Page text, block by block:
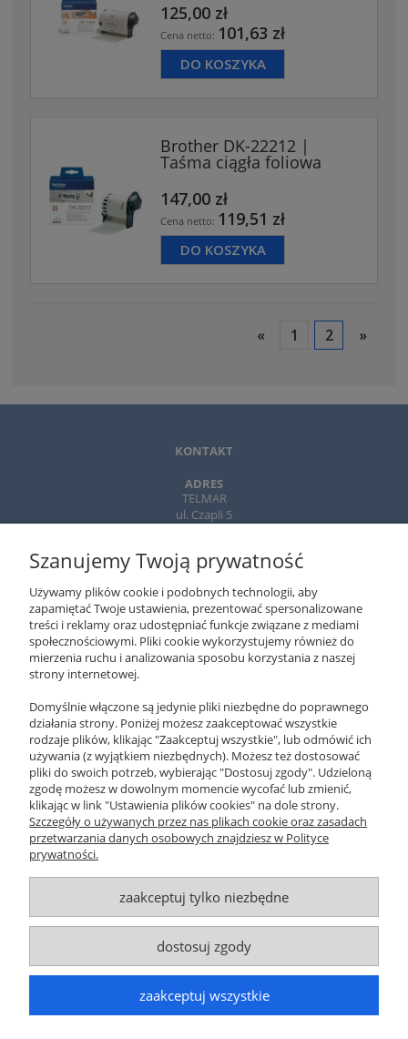
125,00 zł
Cena netto: 101,63 zł
DO KOSZYKA
Brother DK-22212 |
Taśma ciągła foliowa
147,00 zł
Cena netto: 119,51 zł
DO KOSZYKA
« 1 2 »
KONTAKT
ADRES
TELMAR
ul. Czapli 5
TELEFON
22-643 89 89
EMAIL
xeromania@xeromania.pl
NEWSLETTER
ZAPISZ SIĘ
O NAS
POMOC
MOJE KONTO
© MAXSOTE 2026.Wszystkie prawa zastrzeżone.
Szanujemy Twoją prywatność
Używamy plików cookie i podobnych technologii, aby
zapamiętać Twoje ustawienia, prezentować spersonalizowane
treści i reklamy oraz udostępniać funkcje związane z mediami
społecznościowymi. Pliki cookie wykorzystujemy również do
mierzenia ruchu i analizowania sposobu korzystania z naszej
strony internetowej.
Domyślnie włączone są jedynie pliki niezbędne do poprawnego
działania strony. Poniżej możesz zaakceptować wszystkie
rodzaje plików, klikając "Zaakceptuj wszystkie", lub odmówić ich
używania (z wyjątkiem niezbędnych). Możesz też dostosować
pliki do swoich potrzeb, wybierając "Dostosuj zgody". Udzieloną
zgodę możesz w dowolnym momencie wycofać lub zmienić,
klikając w link "Ustawienia plików cookies" na dole strony.
Szczegóły o używanych przez nas plikach cookie oraz zasadach
przetwarzania danych osobowych znajdziesz w Polityce
prywatności.
zaakceptuj tylko niezbędne
dostosuj zgody
zaakceptuj wszystkie